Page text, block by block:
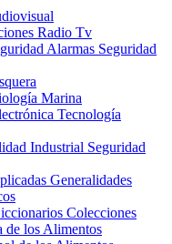
Radio Tv
Alarmas Seguridad
Marina
Tecnología
Industrial Seguridad
Generalidades
Colecciones
de los Alimentos